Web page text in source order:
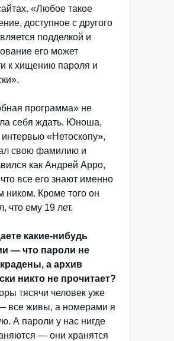
«Любое такое
доступное с другого
подделкой и
его может
к хищению пароля и
программа» не
себя ждать. Юноша,
«Нетоскопу»,
свою фамилию и
как Андрей Арро,
все его знают именно
ником. Кроме того он
что ему 19 лет.
какие-нибудь
— что пароли не
а архив
никто не прочитает?
тясячи человек уже
все живы, а номерами я
А пароли у нас нигде
— они хранятся